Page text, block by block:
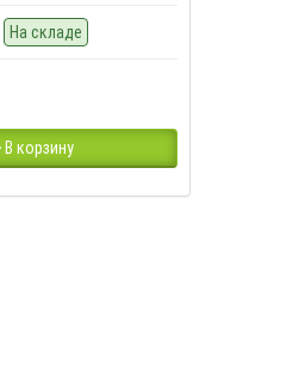
На складе
В корзину